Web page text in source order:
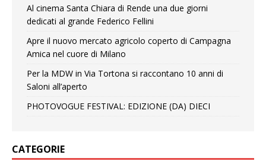
Al cinema Santa Chiara di Rende una due giorni
dedicati al grande Federico Fellini
Apre il nuovo mercato agricolo coperto di Campagna
Amica nel cuore di Milano
Per la MDW in Via Tortona si raccontano 10 anni di
Saloni all’aperto
PHOTOVOGUE FESTIVAL: EDIZIONE (DA) DIECI
CATEGORIE